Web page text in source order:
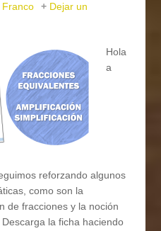
Franco
Dejar un
Hola
a
reforzando algunos
como son la
de fracciones y la noción
la ficha haciendo